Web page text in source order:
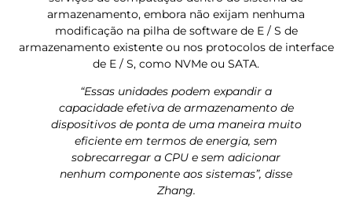
armazenamento, embora não exijam nenhuma
modificação na pilha de software de E / S de
armazenamento existente ou nos protocolos de interface
de E / S, como NVMe ou SATA.
“Essas unidades podem expandir a
capacidade efetiva de armazenamento de
dispositivos de ponta de uma maneira muito
eficiente em termos de energia, sem
sobrecarregar a CPU e sem adicionar
nenhum componente aos sistemas”, disse
Zhang.